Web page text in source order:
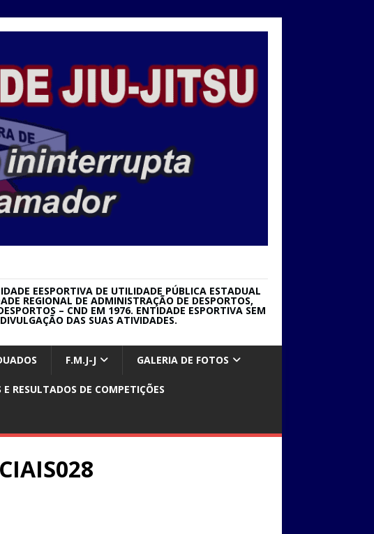
EESPORTIVA DE UTILIDADE PÚBLICA ESTADUAL
REGIONAL DE ADMINISTRAÇÃO DE DESPORTOS,
– CND EM 1976. ENTIDADE ESPORTIVA SEM
DAS SUAS ATIVIDADES.
F.M.J-J GALERIA DE FOTOS
E RESULTADOS DE COMPETIÇÕES